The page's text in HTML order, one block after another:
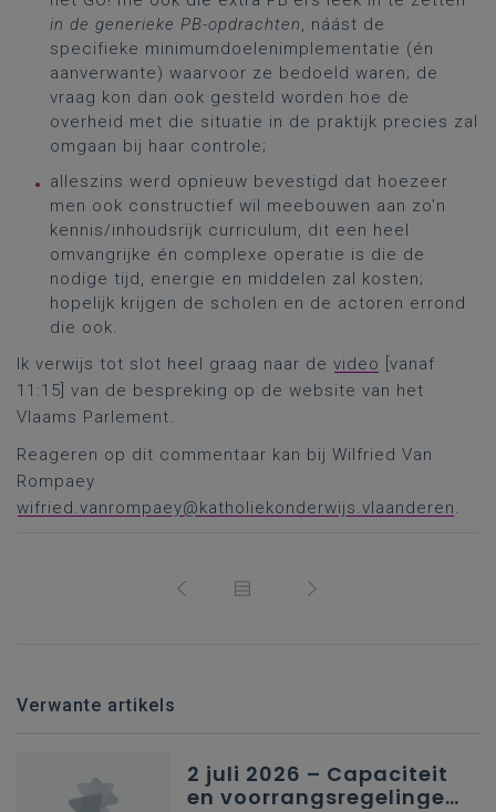
in de generieke PB-opdrachten, náást de
specifieke minimumdoelenimplementatie (én
aanverwante) waarvoor ze bedoeld waren; de
vraag kon dan ook gesteld worden hoe de
overheid met die situatie in de praktijk precies zal
omgaan bij haar controle;
alleszins werd opnieuw bevestigd dat hoezeer
men ook constructief wil meebouwen aan zo’n
kennis/inhoudsrijk curriculum, dit een heel
omvangrijke én complexe operatie is die de
nodige tijd, energie en middelen zal kosten;
hopelijk krijgen de scholen en de actoren errond
die ook.
Ik verwijs tot slot heel graag naar de video
[vanaf
11:15] van de bespreking op de website van het
Vlaams Parlement.
Reageren op dit commentaar kan bij Wilfried Van
Rompaey
wifried.vanrompaey@katholiekonderwijs.vlaanderen.
Verwante artikels
2 juli 2026 – Capaciteit
en voorrangsregelingen